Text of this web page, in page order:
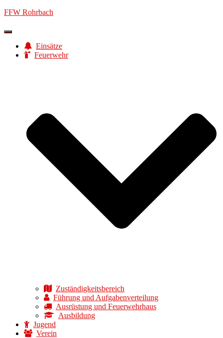
FFW Rohrbach
Navigation
umschaltenEinsätze
Feuerwehr
Zuständigkeitsbereich
Führung und Aufgabenverteilung
Ausrüstung und Feuerwehrhaus
Ausbildung
Jugend
Verein